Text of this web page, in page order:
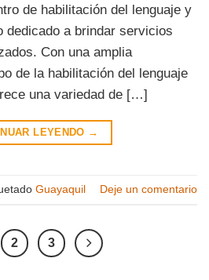
de habilitación del lenguaje y
dedicado a brindar servicios
Con una amplia
de la habilitación del lenguaje
una variedad de […]
LEYENDO →
Guayaquil Deje un comentario
2 3